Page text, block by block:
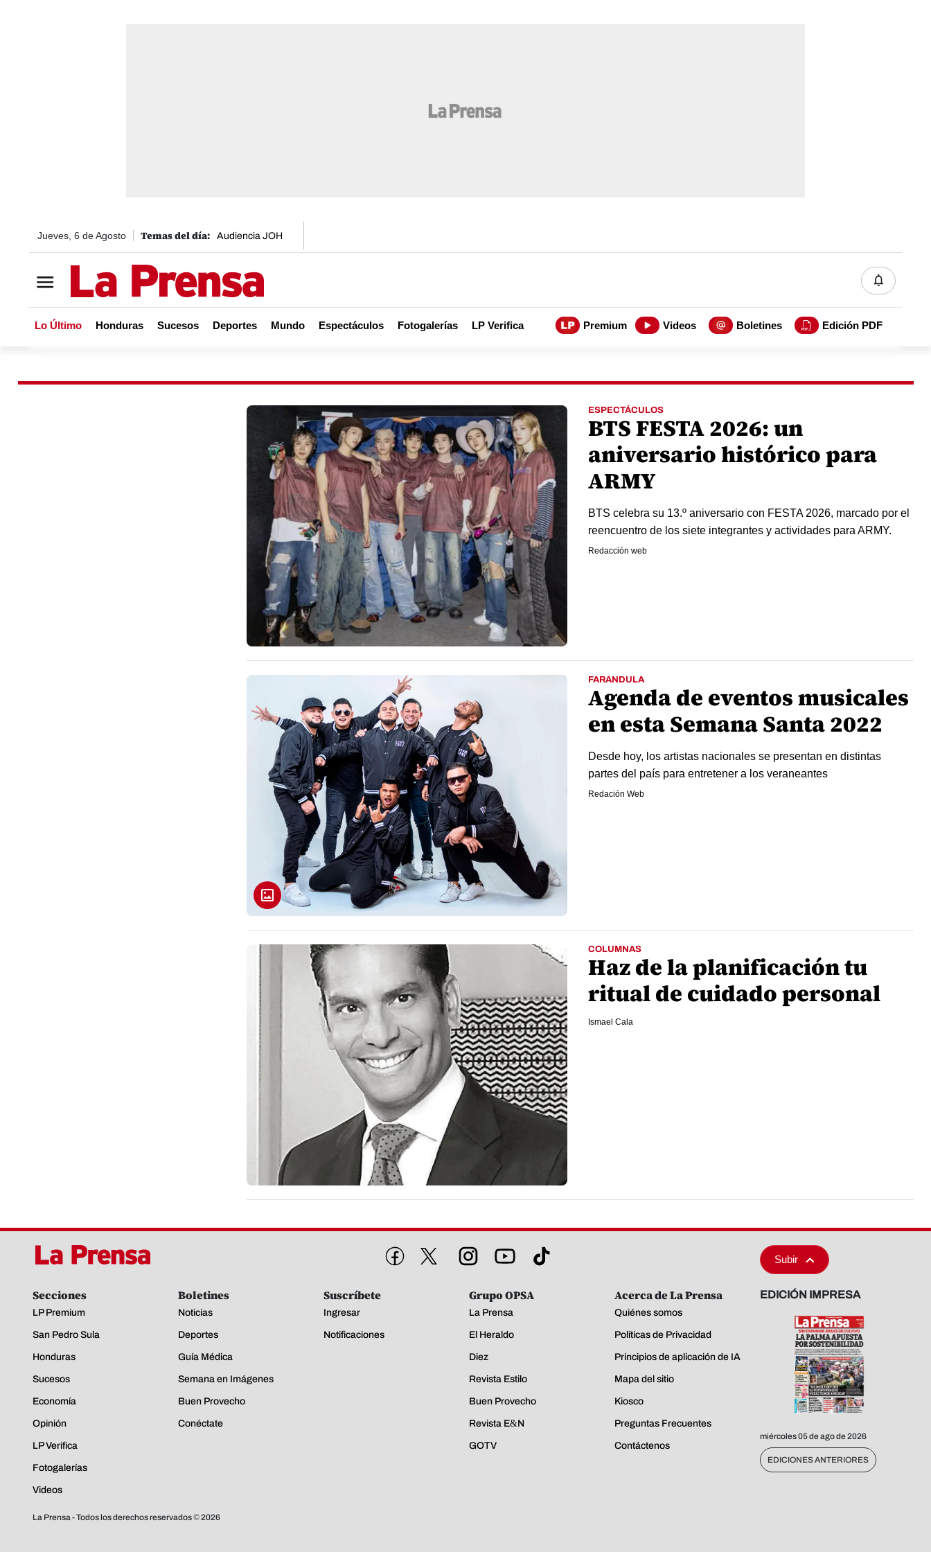
Jueves, 6 de Agosto Audiencia JOH
Lo Último Honduras Sucesos Deportes Mundo Espectáculos Fotogalerías LP Verifica Premium Videos Boletines Edición PDF
ESPECTÁCULOS
BTS FESTA 2026: un
aniversario histórico para
ARMY
BTS celebra su 13.º aniversario con FESTA 2026, marcado por el
reencuentro de los siete integrantes y actividades para ARMY.
Redacción web
FARANDULA
Agenda de eventos musicales
en esta Semana Santa 2022
Desde hoy, los artistas nacionales se presentan en distintas
partes del país para entretener a los veraneantes
Redación Web
COLUMNAS
Haz de la planificación tu
ritual de cuidado personal
Ismael Cala
Subir
Secciones
LP Premium
San Pedro Sula
Honduras
Sucesos
Economía
Opinión
LP Verifica
Fotogalerías
Videos
Boletines
Noticias
Deportes
Guía Médica
Semana en Imágenes
Buen Provecho
Conéctate
Suscríbete
Ingresar
Notificaciones
Grupo OPSA
La Prensa
El Heraldo
Diez
Revista Estilo
Buen Provecho
Revista E&N
GOTV
Acerca de La Prensa
Quiénes somos
Políticas de Privacidad
Principios de aplicación de IA
Mapa del sitio
Kiosco
Preguntas Frecuentes
Contáctenos
EDICIÓN IMPRESA
miércoles 05 de ago de 2026
EDICIONES ANTERIORES
La Prensa - Todos los derechos reservados ©2026